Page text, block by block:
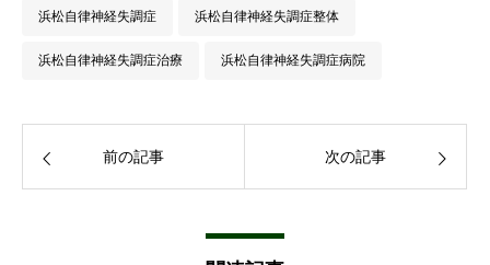
浜松自律神経失調症 浜松自律神経失調症整体
浜松自律神経失調症治療 浜松自律神経失調症病院
前の記事 次の記事